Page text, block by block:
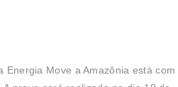
Move a Amazônia está com